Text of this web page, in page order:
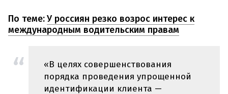
По теме:У россиян резко возрос интерес к
международным водительским правам
«В целях совершенствования
порядка проведения упрощенной
идентификации клиента —